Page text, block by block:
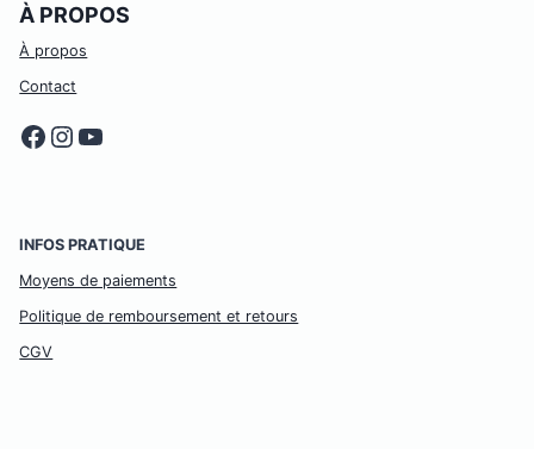
À PROPOS
À propos
Contact
Facebook
Instagram
YouTube
INFOS PRATIQUE
Moyens de paiements
Politique de remboursement et retours
CGV